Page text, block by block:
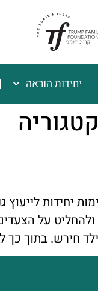
יחידות הוראה
יחידות
על
חירש. בתוך